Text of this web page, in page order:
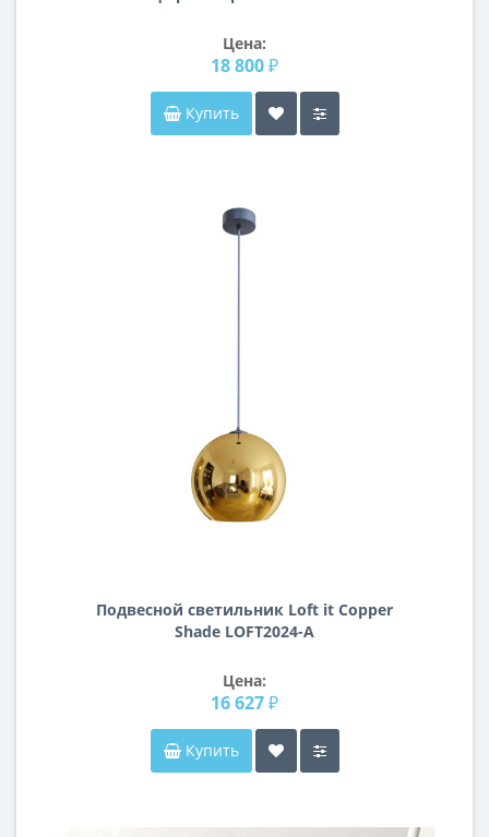
Цена:
18 800 ₽
Купить
Подвесной светильник Loft it Copper
Shade LOFT2024-A
Цена:
16 627 ₽
Купить